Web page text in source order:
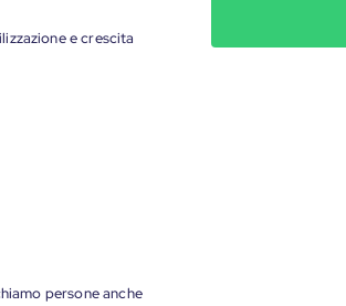
e crescita
persone anche